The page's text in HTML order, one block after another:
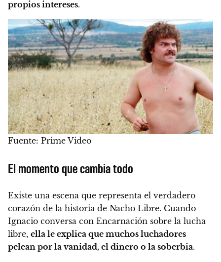
propios intereses.
Fuente: Prime Video
El momento que cambia todo
Existe una escena que representa el verdadero
corazón de la historia de Nacho Libre. Cuando
Ignacio conversa con Encarnación sobre la lucha
libre, ella le explica que muchos luchadores
pelean por la vanidad, el dinero o la soberbia.